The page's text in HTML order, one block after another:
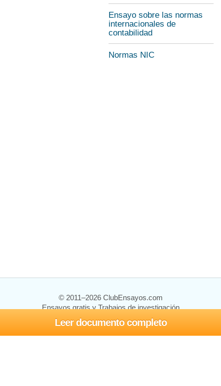
Leer documento completo
Ensayo sobre las normas
internacionales de
contabilidad
Normas NIC
© 2011–2026 ClubEnsayos.com
Ensayos gratis y Trabajos de investigación